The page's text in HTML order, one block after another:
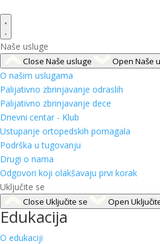
Naše usluge
Close Naše usluge Open Naše
O našim uslugama
Palijativno zbrinjavanje odraslih
Palijativno zbrinjavanje dece
Dnevni centar - Klub
Ustupanje ortopedskih pomagala
Podrška u tugovanju
Drugi o nama
Odgovori koji olakšavaju prvi korak
Uključite se
Close Uključite se Open
Edukacija
O edukaciji